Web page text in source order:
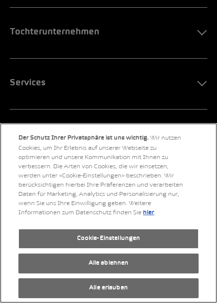
Tochterunternehmen
Services
Unsere Marken
Der Schutz Ihrer Privatsphäre ist uns wichtig. Wir nutzen
Cookies, um Ihr Erlebnis auf unserer Webseite zu
optimieren und unsere Kommunikation mit Ihnen zu
verbessern. Die Arten von Cookies, die wir einsetzen,
werden unter «Cookie-Einstellungen» beschrieben. Wir
berücksichtigen hierbei Ihre Präferenzen und verarbeiten
Daten für Marketing, Analytics und Personalisierung nur,
wenn Sie uns Ihre Einwilligung geben. Weitere
Informationen zum Datenschutz finden Sie hier.
Cookie-Einstellungen
Alle ablehnen
Alle erlauben